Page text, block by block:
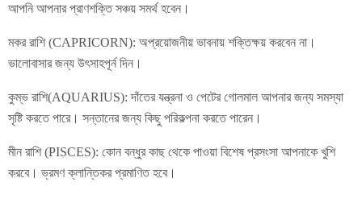
আপনি আপনার প্রাণশক্তি সঞ্চয় সমর্থ হবেন।
মকর রাশি (CAPRICORN): অপ্রয়োজনীয় ভাবনায় শক্তিক্ষয় করবেন না।
ভালোবাসার জন্য উৎসাহপূর্ন দিন।
কুম্ভ রাশি(AQUARIUS): দাঁতের যন্ত্রনা ও পেটের গোলমাল আপনার জন্য সমস্যা
সৃষ্টি করতে পারে। সন্তানের জন্য কিছু পরিকল্পনা করতে পারেন।
মীন রাশি (PISCES): কোন বন্ধুর কাছ থেকে পাওয়া বিশেষ প্রসংসা আপনাকে খুশি
করবে। ভ্রমণ ক্লান্তিকর প্রমাণিত হবে।